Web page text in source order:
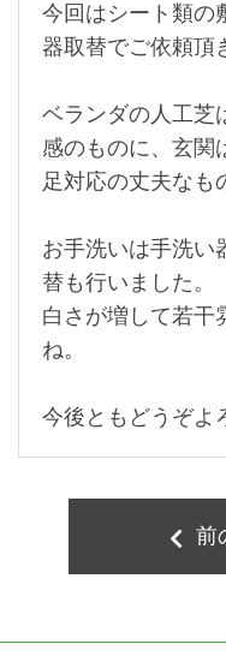
今回はシート類の
器取替でご依頼頂
ベランダの人工芝
感のものに、玄関
足対応の丈夫なも
お手洗いは手洗い
替も行いました。
白さが増して若干
ね。
今後ともどうぞよ
前